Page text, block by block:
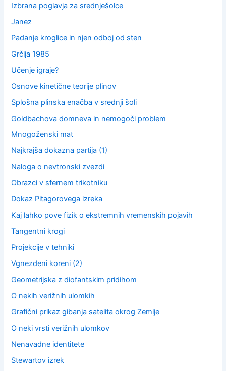
Izbrana poglavja za srednješolce
Janez
Padanje kroglice in njen odboj od sten
Grčija 1985
Učenje igraje?
Osnove kinetične teorije plinov
Splošna plinska enačba v srednji šoli
Goldbachova domneva in nemogoči problem
Mnogoženski mat
Najkrajša dokazna partija (1)
Naloga o nevtronski zvezdi
Obrazci v sfernem trikotniku
Dokaz Pitagorovega izreka
Kaj lahko pove fizik o ekstremnih vremenskih pojavih
Tangentni krogi
Projekcije v tehniki
Vgnezdeni koreni (2)
Geometrijska z diofantskim pridihom
O nekih verižnih ulomkih
Grafični prikaz gibanja satelita okrog Zemlje
O neki vrsti verižnih ulomkov
Nenavadne identitete
Stewartov izrek